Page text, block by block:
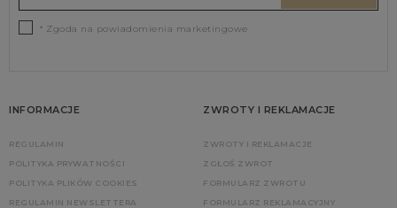
* Zgoda na powiadomienia marketingowe
INFORMACJE
REGULAMIN
POLITYKA PRYWATNOŚCI
POLITYKA PLIKÓW COOKIES
REGULAMIN NEWSLETTERA
ZWROTY I REKLAMACJE
ZWROTY I REKLAMACJE
ZGŁOŚ ZWROT
FORMULARZ ZWROTU
FORMULARZ REKLAMACYJNY